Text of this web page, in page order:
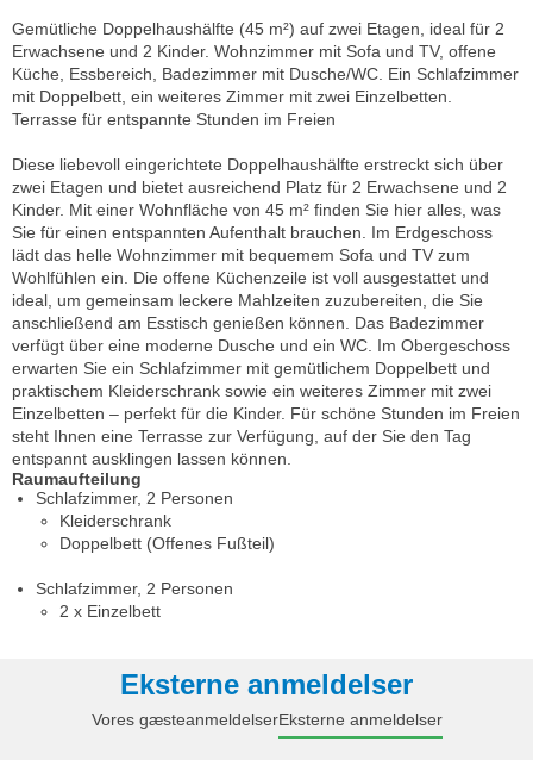
Gemütliche Doppelhaushälfte (45 m²) auf zwei Etagen, ideal für 2
Erwachsene und 2 Kinder. Wohnzimmer mit Sofa und TV, offene
Küche, Essbereich, Badezimmer mit Dusche/WC. Ein Schlafzimmer
mit Doppelbett, ein weiteres Zimmer mit zwei Einzelbetten.
Terrasse für entspannte Stunden im Freien
Diese liebevoll eingerichtete Doppelhaushälfte erstreckt sich über
zwei Etagen und bietet ausreichend Platz für 2 Erwachsene und 2
Kinder. Mit einer Wohnfläche von 45 m² finden Sie hier alles, was
Sie für einen entspannten Aufenthalt brauchen. Im Erdgeschoss
lädt das helle Wohnzimmer mit bequemem Sofa und TV zum
Wohlfühlen ein. Die offene Küchenzeile ist voll ausgestattet und
ideal, um gemeinsam leckere Mahlzeiten zuzubereiten, die Sie
anschließend am Esstisch genießen können. Das Badezimmer
verfügt über eine moderne Dusche und ein WC. Im Obergeschoss
erwarten Sie ein Schlafzimmer mit gemütlichem Doppelbett und
praktischem Kleiderschrank sowie ein weiteres Zimmer mit zwei
Einzelbetten – perfekt für die Kinder. Für schöne Stunden im Freien
steht Ihnen eine Terrasse zur Verfügung, auf der Sie den Tag
entspannt ausklingen lassen können.
Raumaufteilung
Schlafzimmer, 2 Personen
Kleiderschrank
Doppelbett (Offenes Fußteil)
Schlafzimmer, 2 Personen
2 x Einzelbett
Eksterne anmeldelser
Vores gæsteanmeldelserEksterne anmeldelser